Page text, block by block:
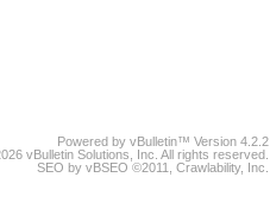
Powered by vBulletin™ Version 4.2.2
vBulletin Solutions, Inc. All rights reserved.
SEO by vBSEO ©2011, Crawlability, Inc.